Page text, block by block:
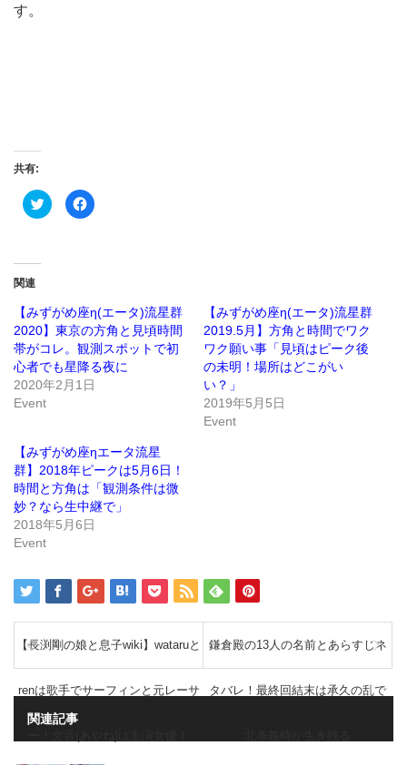
す。
共有:
ク
リ
(新
し
い
ウ
ィ
ン
ド
ウ
開
Facebook
で
ッ
ク
し
て
く
だ
さ
い
ン
ド
ウ
で
開
き
ま
す)
関連
【みずがめ座η(エータ)流星群
2020】東京の方角と見頃時間
帯がコレ。観測スポットで初
心者でも星降る夜に
2020年2月1日
Event
【みずがめ座η(エータ)流星群
2019.5月】方角と時間でワク
ワク願い事「見頃はピーク後
の未明！場所はどこがい
い？」
2019年5月5日
Event
【みずがめ座ηエータ流星
群】2018年ピークは5月6日！
時間と方角は「観測条件は微
妙？なら生中継で」
2018年5月6日
Event
【長渕剛の娘と息子wiki】wataruと
renは歌手でサーフィンと元レーサ
鎌倉殿の13人の名前とあらすじネ
タバレ！最終回結末は承久の乱で
関連記事